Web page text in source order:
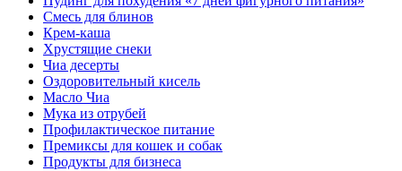
Смесь для блинов
Крем-каша
Хрустящие снеки
Чиа десерты
Оздоровительный кисель
Масло Чиа
Мука из отрубей
Профилактическое питание
Премиксы для кошек и собак
Продукты для бизнеса